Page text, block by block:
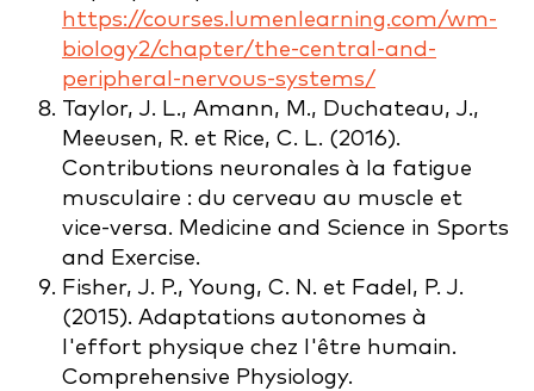
https://courses.lumenlearning.com/wm-
biology2/chapter/the-central-and-
peripheral-nervous-systems/
Taylor, J. L., Amann, M., Duchateau, J.,
Meeusen, R. et Rice, C. L. (2016).
Contributions neuronales à la fatigue
musculaire : du cerveau au muscle et
vice-versa. Medicine and Science in Sports
and Exercise.
Fisher, J. P., Young, C. N. et Fadel, P. J.
(2015). Adaptations autonomes à
l'effort physique chez l'être humain.
Comprehensive Physiology.